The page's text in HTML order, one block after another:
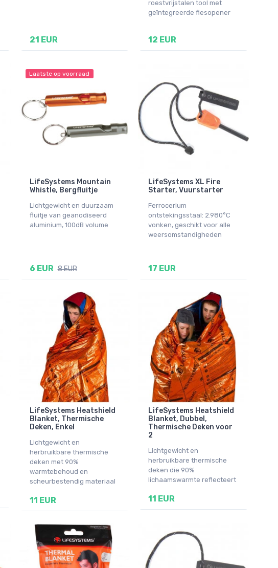
21 EUR
roestvrijstalen tool met
geïntegreerde flesopener
12 EUR
Laatste op voorraad
LifeSystems Mountain
Whistle, Bergfluitje
Lichtgewicht en duurzaam
fluitje van geanodiseerd
aluminium, 100dB volume
6 EUR 8 EUR
LifeSystems XL Fire
Starter, Vuurstarter
Ferrocerium
ontstekingsstaal: 2.980°C
vonken, geschikt voor alle
weersomstandigheden
17 EUR
LifeSystems Heatshield
Blanket, Thermische
Deken, Enkel
Lichtgewicht en
herbruikbare thermische
deken met 90%
warmtebehoud en
scheurbestendig materiaal
11 EUR
LifeSystems Heatshield
Blanket, Dubbel,
Thermische Deken voor
2
Lichtgewicht en
herbruikbare thermische
deken die 90%
lichaamswarmte reflecteert
11 EUR